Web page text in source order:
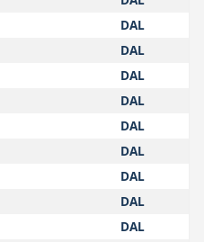
DAL
DAL
DAL
DAL
DAL
DAL
DAL
DAL
DAL